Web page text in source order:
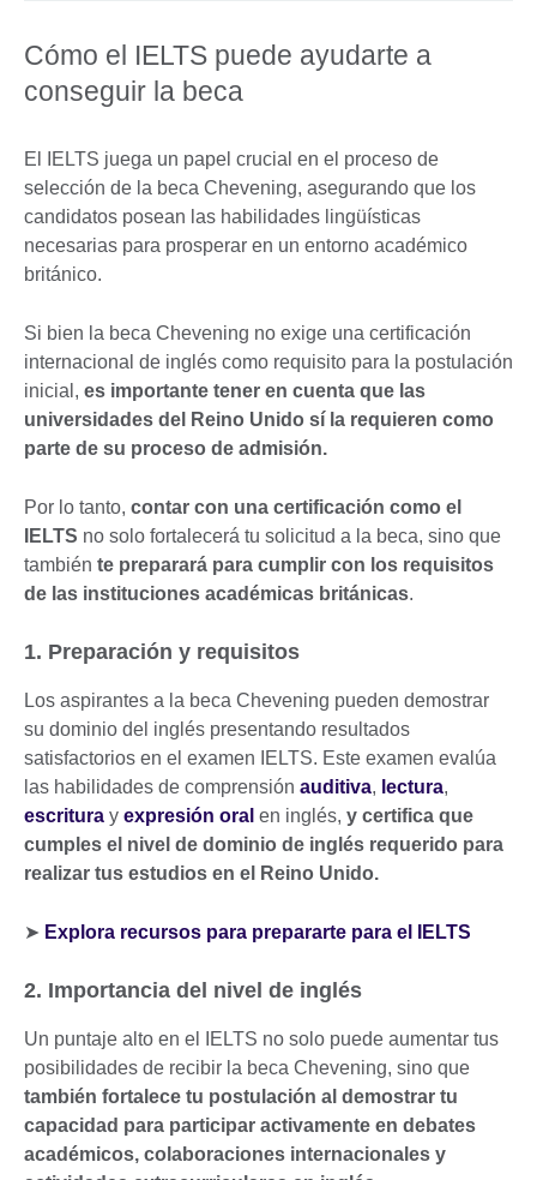
Cómo el IELTS puede ayudarte a
conseguir la beca
El IELTS juega un papel crucial en el proceso de
selección de la beca Chevening, asegurando que los
candidatos posean las habilidades lingüísticas
necesarias para prosperar en un entorno académico
británico.
Si bien la beca Chevening no exige una certificación
internacional de inglés como requisito para la postulación
inicial, es importante tener en cuenta que las
universidades del Reino Unido sí la requieren como
parte de su proceso de admisión.
Por lo tanto, contar con una certificación como el
IELTS no solo fortalecerá tu solicitud a la beca, sino que
también te preparará para cumplir con los requisitos
de las instituciones académicas británicas.
1. Preparación y requisitos
Los aspirantes a la beca Chevening pueden demostrar
su dominio del inglés presentando resultados
satisfactorios en el examen IELTS. Este examen evalúa
las habilidades de comprensión auditiva, lectura,
escritura y expresión oral en inglés, y certifica que
cumples el nivel de dominio de inglés requerido para
realizar tus estudios en el Reino Unido.
➤ Explora recursos para prepararte para el IELTS
2. Importancia del nivel de inglés
Un puntaje alto en el IELTS no solo puede aumentar tus
posibilidades de recibir la beca Chevening, sino que
también fortalece tu postulación al demostrar tu
capacidad para participar activamente en debates
académicos, colaboraciones internacionales y